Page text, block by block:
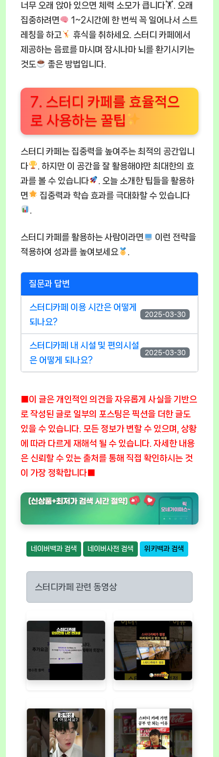
너무 오래 앉아 있으면 체력 소모가 큽니다🏋 . 오래
집중하려면
1~2시간에 한 번씩 꼭 일어나서 스트
레칭을 하고
휴식을 취하세요. 스터디 카페에서
제공하는 음료를 마시며 잠시나마 뇌를 환기시키는
것도
좋은 방법입니다.
7. 스터디 카페를 효율적으
로 사용하는 꿀팁
스터디 카페는 집중력을 높여주는 최적의 공간입니
다
. 하지만 이 공간을 잘 활용해야만 최대한의 효
과를 볼 수 있습니다
. 오늘 소개한 팁들을 활용하
면
집중력과 학습 효과를 극대화할 수 있습니다
스터디 카페를 활용하는 사람이라면
이런 전략을
적용하여 성과를 높여보세요
질문과 답변
스터디카페 이용 시간은 어떻게
되나요?
2025-03-30
스터디카페 내 시설 및 편의시설
은 어떻게 되나요?
2025-03-30
■이 글은 개인적인 의견을 자유롭게 사실을 기반으
로 작성된 글로 일부의 포스팅은 픽션을 더한 글도
있을 수 있습니다. 모든 정보가 변할 수 있으며, 상황
에 따라 다르게 재해석 될 수 있습니다. 자세한 내용
은 신뢰할 수 있는 출처를 통해 직접 확인하시는 것
이 가장 정확합니다■
네이버백과 검색 네이버사전 검색 위키백과 검색
스터디카페 관련 동영상